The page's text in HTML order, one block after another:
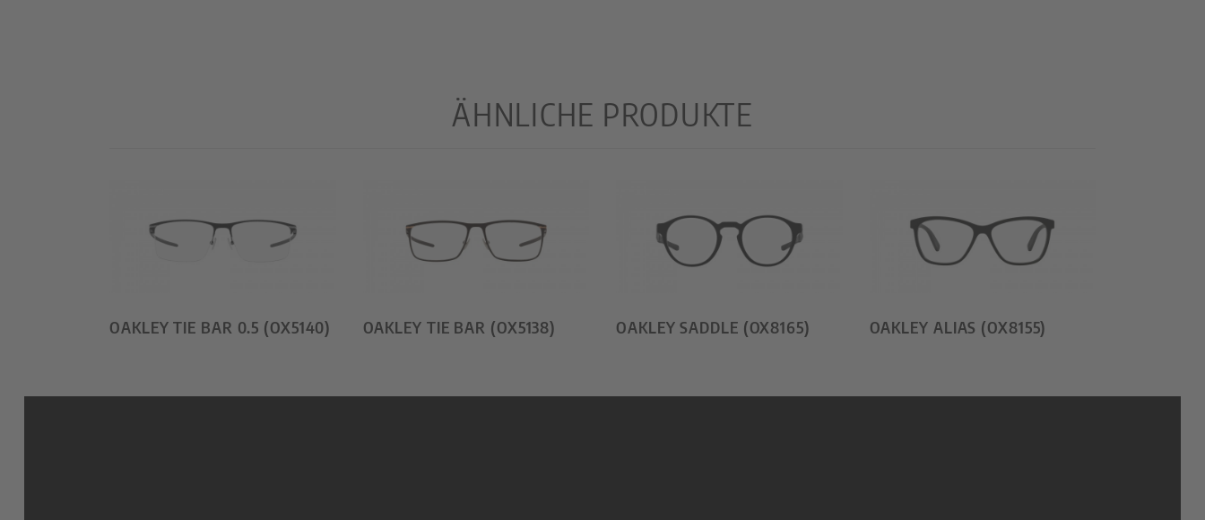
ÄHNLICHE PRODUKTE
OAKLEY TIE BAR 0.5 (OX5140) OAKLEY TIE BAR (OX5138) OAKLEY SADDLE (OX8165) OAKLEY ALIAS (OX8155)